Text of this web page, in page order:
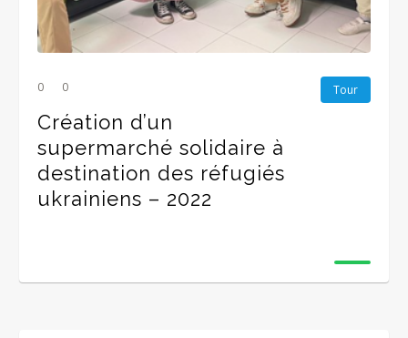
Tour
0 0
Création d’un
supermarché solidaire à
destination des réfugiés
ukrainiens – 2022